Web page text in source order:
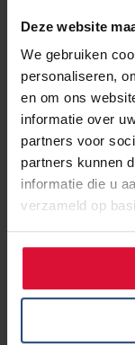
Deze website
We gebruiken
personaliseren,
en om ons
informatie over
partners voor
partners kunnen
informatie die u
verzameld op
uitgebreide
op de website en
De artsen uit
Dit is iets anders
Je vraag *
Uitgebreide